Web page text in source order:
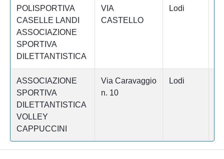
POLISPORTIVA
CASELLE LANDI
ASSOCIAZIONE
SPORTIVA
DILETTANTISTICA
VIA
CASTELLO
Lodi
ASSOCIAZIONE
SPORTIVA
DILETTANTISTICA
VOLLEY
CAPPUCCINI
Via Caravaggio
n. 10
Lodi